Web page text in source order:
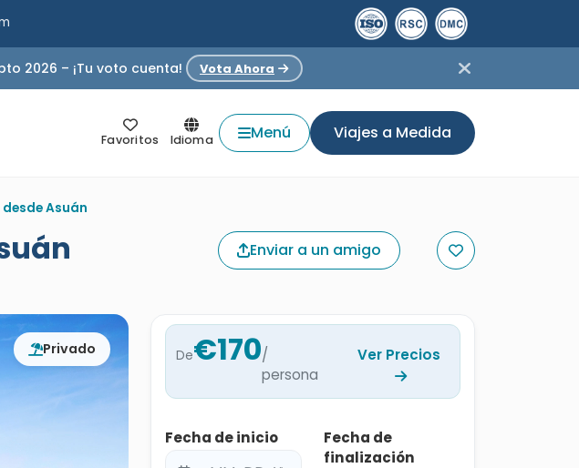
2026 – ¡Tu voto cuenta! Vota Ahora
Favoritos Idioma Menú Viajes a Medida
desde Asuán
Enviar a un amigo
Privado De€170/
persona
Ver Precios
Fecha de inicio
Fecha de
finalización